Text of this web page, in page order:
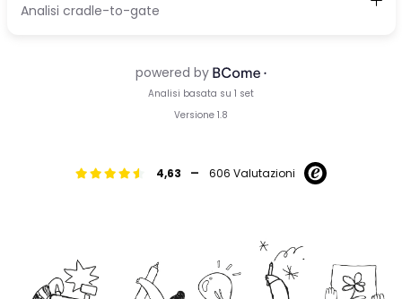
4,63 - 606 Valutazioni